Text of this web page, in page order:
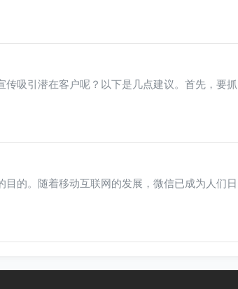
吸引潜在客户呢？以下是几点建议。首先，要抓
的。随着移动互联网的发展，微信已成为人们日